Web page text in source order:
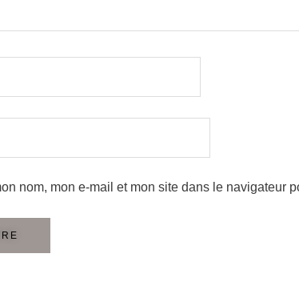
nom, mon e-mail et mon site dans le navigateur